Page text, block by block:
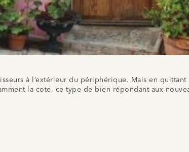
à l’extérieur du périphérique. Mais en
la cote, ce type de bien répondant aux